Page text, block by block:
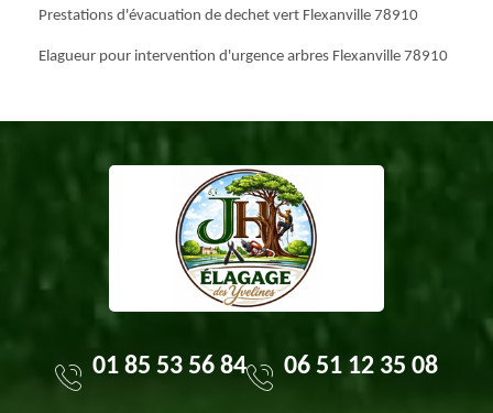
Prestations d'évacuation de dechet vert Flexanville 78910
Elagueur pour intervention d'urgence arbres Flexanville 78910
01 85 53 56 84 06 51 12 35 08